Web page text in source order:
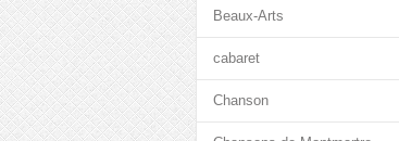
Beaux-Arts
cabaret
Chanson